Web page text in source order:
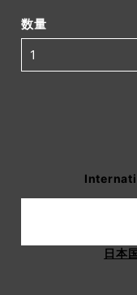
数量
日本